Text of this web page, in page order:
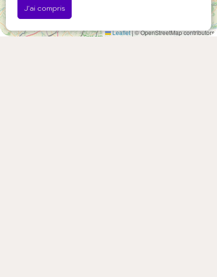
J'ai compris
Leaflet|© OpenStreetMap contributors